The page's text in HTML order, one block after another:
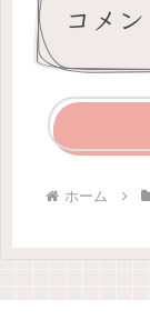
コメン
ホーム